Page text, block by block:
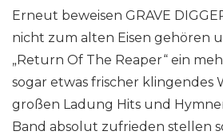
Erneut beweisen GRAVE
nicht zum alten Eisen gehören
„Return Of The Reaper“ ein
sogar etwas frischer klingendes
großen Ladung Hits und
Band absolut zufrieden stellen